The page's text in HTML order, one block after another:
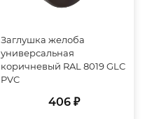
Заглушка желоба
универсальная
коричневый RAL 8019 GLC
PVC
406 ₽